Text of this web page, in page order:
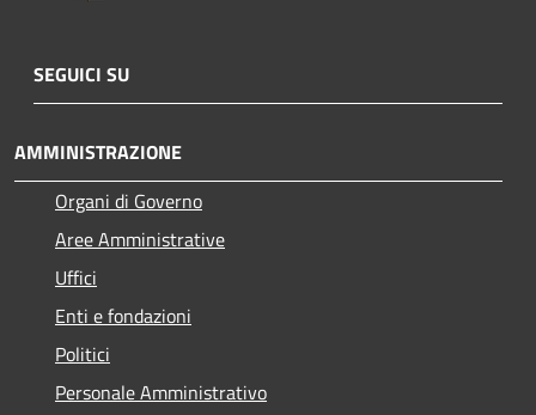
SEGUICI SU
AMMINISTRAZIONE
Organi di Governo
Aree Amministrative
Uffici
Enti e fondazioni
Politici
Personale Amministrativo